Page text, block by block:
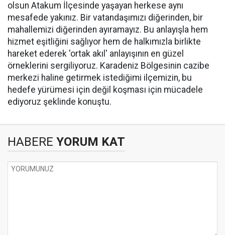
olsun Atakum İlçesinde yaşayan herkese aynı
mesafede yakınız. Bir vatandaşımızı diğerinden, bir
mahallemizi diğerinden ayıramayız. Bu anlayışla hem
hizmet eşitliğini sağlıyor hem de halkımızla birlikte
hareket ederek 'ortak akıl' anlayışının en güzel
örneklerini sergiliyoruz. Karadeniz Bölgesinin cazibe
merkezi haline getirmek istediğimi ilçemizin, bu
hedefe yürümesi için değil koşması için mücadele
ediyoruz şeklinde konuştu.
HABERE YORUM KAT